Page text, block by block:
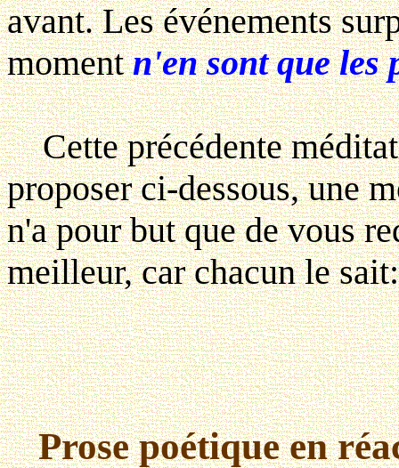
avant. Les événements
momentn'en sont que les
Cette précédente
proposer ci-dessous, une
n'a pour but que de vous
meilleur, car chacun le
Prose poétique en